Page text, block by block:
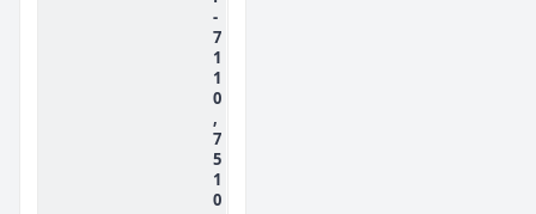
-
7
1
1
0
,
7
5
1
0